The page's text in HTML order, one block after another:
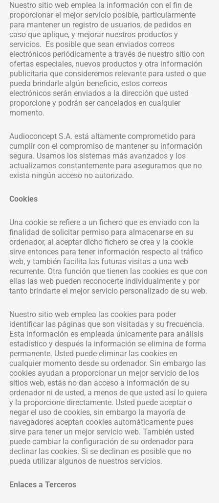
Nuestro sitio web emplea la información con el fin de
proporcionar el mejor servicio posible, particularmente
para mantener un registro de usuarios, de pedidos en
caso que aplique, y mejorar nuestros productos y
servicios. Es posible que sean enviados correos
electrónicos periódicamente a través de nuestro sitio con
ofertas especiales, nuevos productos y otra información
publicitaria que consideremos relevante para usted o que
pueda brindarle algún beneficio, estos correos
electrónicos serán enviados a la dirección que usted
proporcione y podrán ser cancelados en cualquier
momento.
Audioconcept S.A. está altamente comprometido para
cumplir con el compromiso de mantener su información
segura. Usamos los sistemas más avanzados y los
actualizamos constantemente para asegurarnos que no
exista ningún acceso no autorizado.
Cookies
Una cookie se refiere a un fichero que es enviado con la
finalidad de solicitar permiso para almacenarse en su
ordenador, al aceptar dicho fichero se crea y la cookie
sirve entonces para tener información respecto al tráfico
web, y también facilita las futuras visitas a una web
recurrente. Otra función que tienen las cookies es que con
ellas las web pueden reconocerte individualmente y por
tanto brindarte el mejor servicio personalizado de su web.
Nuestro sitio web emplea las cookies para poder
identificar las páginas que son visitadas y su frecuencia.
Esta información es empleada únicamente para análisis
estadístico y después la información se elimina de forma
permanente. Usted puede eliminar las cookies en
cualquier momento desde su ordenador. Sin embargo las
cookies ayudan a proporcionar un mejor servicio de los
sitios web, estás no dan acceso a información de su
ordenador ni de usted, a menos de que usted así lo quiera
y la proporcione directamente. Usted puede aceptar o
negar el uso de cookies, sin embargo la mayoría de
navegadores aceptan cookies automáticamente pues
sirve para tener un mejor servicio web. También usted
puede cambiar la configuración de su ordenador para
declinar las cookies. Si se declinan es posible que no
pueda utilizar algunos de nuestros servicios.
Enlaces a Terceros